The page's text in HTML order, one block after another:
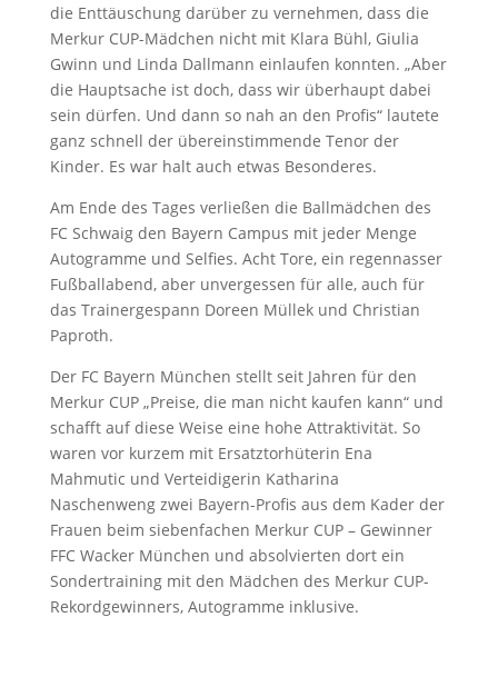
die Enttäuschung darüber zu vernehmen, dass die
Merkur CUP-Mädchen nicht mit Klara Bühl, Giulia
Gwinn und Linda Dallmann einlaufen konnten. „Aber
die Hauptsache ist doch, dass wir überhaupt dabei
sein dürfen. Und dann so nah an den Profis“ lautete
ganz schnell der übereinstimmende Tenor der
Kinder. Es war halt auch etwas Besonderes.
Am Ende des Tages verließen die Ballmädchen des
FC Schwaig den Bayern Campus mit jeder Menge
Autogramme und Selfies. Acht Tore, ein regennasser
Fußballabend, aber unvergessen für alle, auch für
das Trainergespann Doreen Müllek und Christian
Paproth.
Der FC Bayern München stellt seit Jahren für den
Merkur CUP „Preise, die man nicht kaufen kann“ und
schafft auf diese Weise eine hohe Attraktivität. So
waren vor kurzem mit Ersatztorhüterin Ena
Mahmutic und Verteidigerin Katharina
Naschenweng zwei Bayern-Profis aus dem Kader der
Frauen beim siebenfachen Merkur CUP – Gewinner
FFC Wacker München und absolvierten dort ein
Sondertraining mit den Mädchen des Merkur CUP-
Rekordgewinners, Autogramme inklusive.